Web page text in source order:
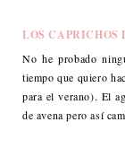
LOS CAPRICHOS
No he probado
tiempo que quiero
para el verano). El
de avena pero así